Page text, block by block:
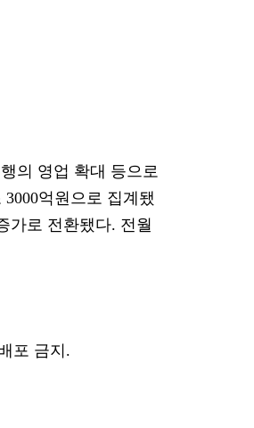
의 영업 확대 등으로
억원으로 집계됐
가로 전환됐다. 전월
포 금지.